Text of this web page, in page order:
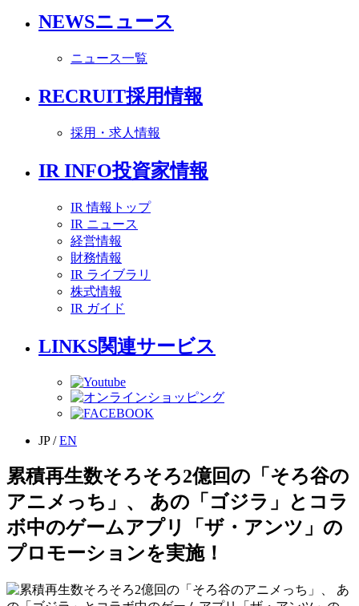
NEWSニュース
ニュース一覧
RECRUIT採用情報
採用・求人情報
IR INFO投資家情報
IR 情報トップ
IR ニュース
経営情報
財務情報
IR ライブラリ
株式情報
IR ガイド
LINKS関連サービス
JP/EN
累積再生数そろそろ2億回の「そろ谷の
アニメっち」、 あの「ゴジラ」とコラ
ボ中のゲームアプリ「ザ・アンツ」の
プロモーションを実施！